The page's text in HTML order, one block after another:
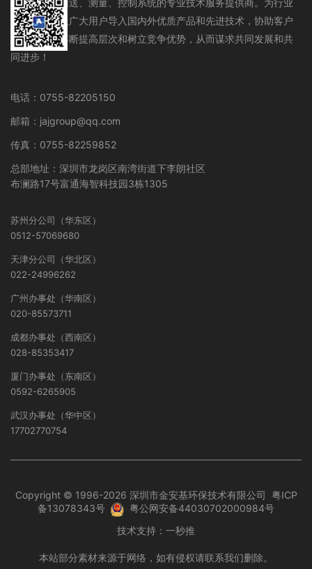
流体存储、输送、测量、控制系统的专业技术服务提供商。为行业
设备制造商及广大用户导入国内外优质产品和先进技术，协助客户
在行业领域不断提高层次和树立竞争优势，从而谋求共同发展和共
同进步！
电话：0755-82205150
邮箱：jajgroup@qq.com
传真：0755-82259852
总部地址：深圳市龙岗区南湾街道下李朗社区
布澜路17号富通海智科技园3栋1305
苏州分公司（华东区）
0512-57069680
天津分公司（华北区）
022-24996262
广州办事处（华南区）
020-85573711
成都办事处（西南区）
028-85353417
厦门办事处（东南区）
0592-6265905
武汉办事处（华中区）
17702770754
Copyright © 1996-2026 深圳市金安基环保技术有限公司 粤ICP
备13078343号
粤公网安备44030702000984号
技术支持： 一秒推
本站部分素材来源于网络，如有侵权请联系我们删除。